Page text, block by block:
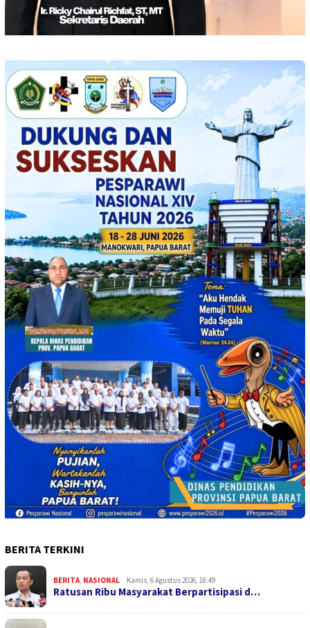
BERITA TERKINI
BERITA, NASIONAL Kamis, 6 Agustus 2026, 18:49
Ratusan Ribu Masyarakat Berpartisipasi d…